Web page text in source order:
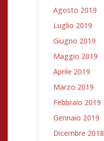
Agosto 2019
Luglio 2019
Giugno 2019
Maggio 2019
Aprile 2019
Marzo 2019
Febbraio 2019
Gennaio 2019
Dicembre 2018